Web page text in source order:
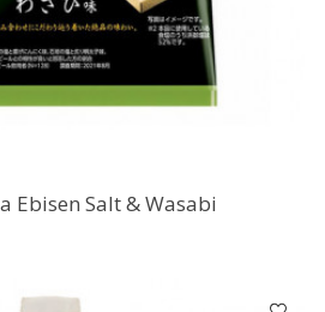
Ebisen Salt & Wasabi